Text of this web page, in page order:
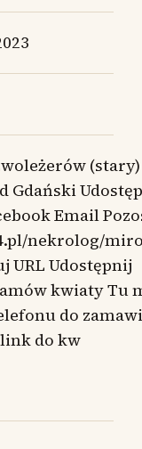
Gdański
Email
nekrolog/
URL Udostępnij
kwiaty Tu
do
do kw